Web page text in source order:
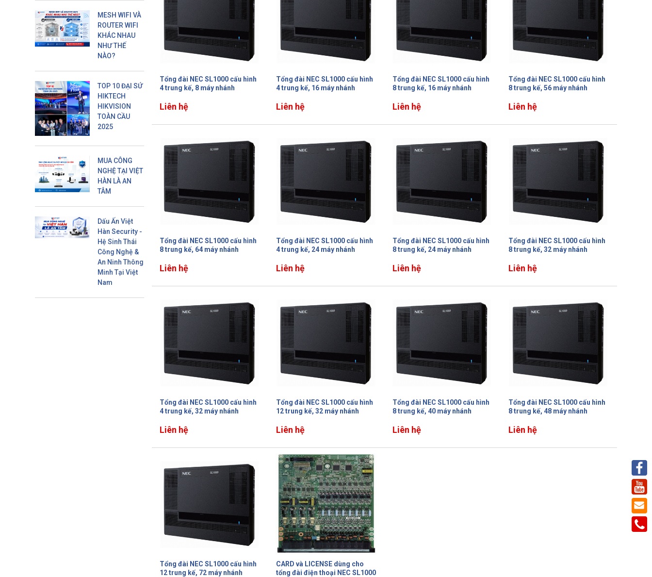
MESH WIFI VÀ
ROUTER WIFI
KHÁC NHAU
NHƯ THẾ
NÀO?
TOP 10 ĐẠI SỨ
HIKTECH
HIKVISION
TOÀN CẦU
2025
MUA CÔNG
NGHỆ TẠI VIỆT
HÀN LÀ AN
TÂM
Dấu Ấn Việt
Hàn Security -
Hệ Sinh Thái
Công Nghệ &
An Ninh Thông
Minh Tại Việt
Nam
Tổng đài NEC SL1000 cấu hình
4 trung kế, 8 máy nhánh
Liên hệ
Tổng đài NEC SL1000 cấu hình
4 trung kế, 16 máy nhánh
Liên hệ
Tổng đài NEC SL1000 cấu hình
8 trung kế, 16 máy nhánh
Liên hệ
Tổng đài NEC SL1000 cấu hình
8 trung kế, 56 máy nhánh
Liên hệ
Tổng đài NEC SL1000 cấu hình
8 trung kế, 64 máy nhánh
Liên hệ
Tổng đài NEC SL1000 cấu hình
4 trung kế, 24 máy nhánh
Liên hệ
Tổng đài NEC SL1000 cấu hình
8 trung kế, 24 máy nhánh
Liên hệ
Tổng đài NEC SL1000 cấu hình
8 trung kế, 32 máy nhánh
Liên hệ
Tổng đài NEC SL1000 cấu hình
4 trung kế, 32 máy nhánh
Liên hệ
Tổng đài NEC SL1000 cấu hình
12 trung kế, 32 máy nhánh
Liên hệ
Tổng đài NEC SL1000 cấu hình
8 trung kế, 40 máy nhánh
Liên hệ
Tổng đài NEC SL1000 cấu hình
8 trung kế, 48 máy nhánh
Liên hệ
Tổng đài NEC SL1000 cấu hình
12 trung kế, 72 máy nhánh
CARD và LICENSE dùng cho
tổng đài điện thoại NEC SL1000